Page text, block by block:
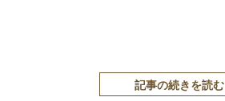
記事の続きを読む